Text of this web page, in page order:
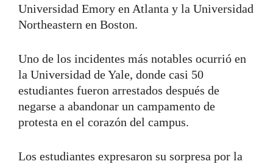
Universidad Emory en Atlanta y la Universidad
Northeastern en Boston.
Uno de los incidentes más notables ocurrió en
la Universidad de Yale, donde casi 50
estudiantes fueron arrestados después de
negarse a abandonar un campamento de
protesta en el corazón del campus.
Los estudiantes expresaron su sorpresa por la